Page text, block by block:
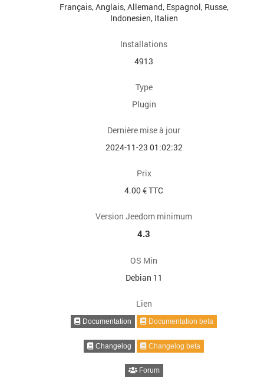
Français, Anglais, Allemand, Espagnol, Russe,
Indonesien, Italien
Installations
4913
Type
Plugin
Dernière mise à jour
2024-11-23 01:02:32
Prix
4.00 € TTC
Version Jeedom minimum
4.3
OS Min
Debian 11
Lien
Documentation Documentation beta
Changelog Changelog beta
Forum